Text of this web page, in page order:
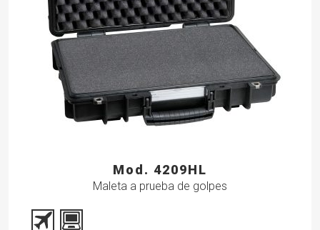
Mod. 4209HL
Maleta a prueba de golpes